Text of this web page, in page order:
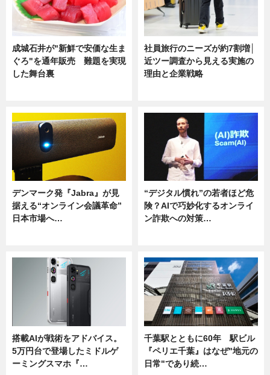
成城石井が"新鮮で安価な生ま
ぐろ"を通年販売 難題を実現
した舞台裏
社員旅行のニーズが約7割増│
近ツー調査から見える実施の
理由と企業戦略
デンマーク発『Jabra』が見
据える“オンライン会議革命”
日本市場へ…
“デジタル慣れ”の若者ほど危
険？AIで巧妙化するオンライ
ン詐欺への対策…
搭載AIが戦術をアドバイス。
5万円台で登場したミドルゲ
ーミングスマホ『…
千葉駅とともに60年 駅ビル
『ペリエ千葉』はなぜ"地元の
日常"であり続…